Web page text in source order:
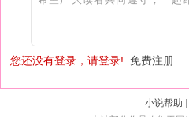
您还没有登录，请登录! 免费注册
小说帮助